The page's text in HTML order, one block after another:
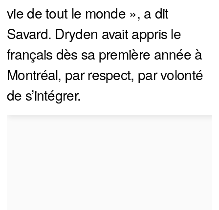
vie de tout le monde », a dit
Savard. Dryden avait appris le
français dès sa première année à
Montréal, par respect, par volonté
de s’intégrer.